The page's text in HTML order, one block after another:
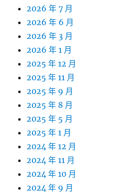
2026 年 7 月
2026 年 6 月
2026 年 3 月
2026 年 1 月
2025 年 12 月
2025 年 11 月
2025 年 9 月
2025 年 8 月
2025 年 5 月
2025 年 1 月
2024 年 12 月
2024 年 11 月
2024 年 10 月
2024 年 9 月